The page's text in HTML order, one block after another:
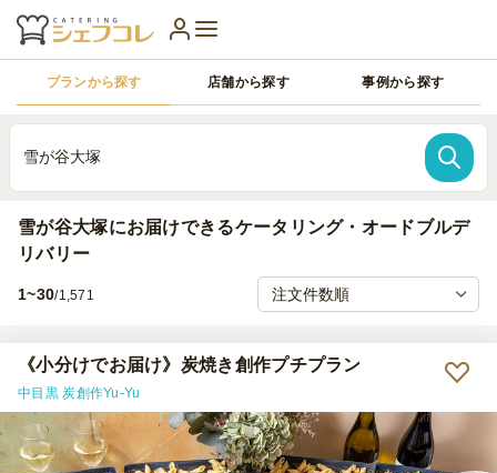
プランから探す 店舗から探す 事例から探す
雪が谷大塚
雪が谷大塚にお届けできるケータリング・オードブルデ
リバリー
1~30/1,571
《小分けでお届け》炭焼き創作プチプラン
中目黒 炭創作Yu-Yu